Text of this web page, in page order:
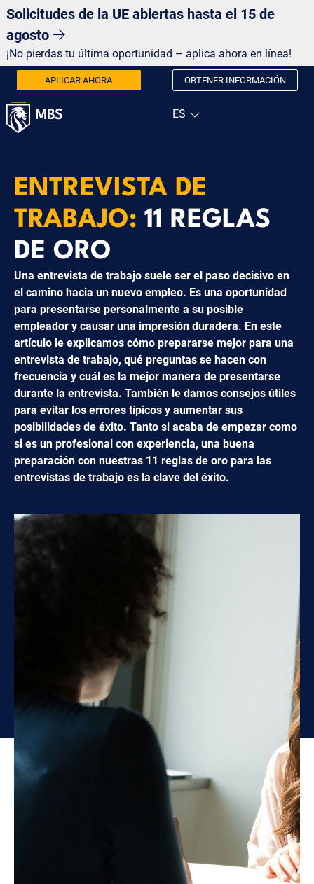
Solicitudes de la UE abiertas hasta el 15 de
agosto
¡No pierdas tu última oportunidad – aplica ahora en línea!
APLICAR AHORA OBTENER INFORMACIÓN
ENTREVISTA DE
TRABAJO: 11 REGLAS
DE ORO
Una entrevista de trabajo suele ser el paso decisivo en
el camino hacia un nuevo empleo. Es una oportunidad
para presentarse personalmente a su posible
empleador y causar una impresión duradera. En este
artículo le explicamos cómo prepararse mejor para una
entrevista de trabajo, qué preguntas se hacen con
frecuencia y cuál es la mejor manera de presentarse
durante la entrevista. También le damos consejos útiles
para evitar los errores típicos y aumentar sus
posibilidades de éxito. Tanto si acaba de empezar como
si es un profesional con experiencia, una buena
preparación con nuestras 11 reglas de oro para las
entrevistas de trabajo es la clave del éxito.